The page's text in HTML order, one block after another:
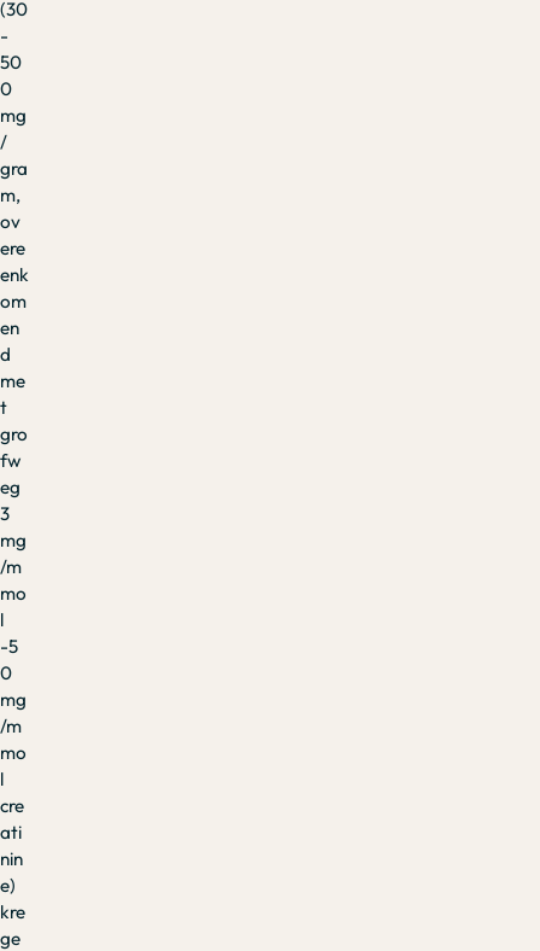
(30
-
50
0
mg
/
gra
m,
ov
ere
enk
om
en
d
me
t
gro
fw
eg
3
mg
/m
mo
l
-5
0
mg
/m
mo
l
cre
ati
nin
e)
kre
ge